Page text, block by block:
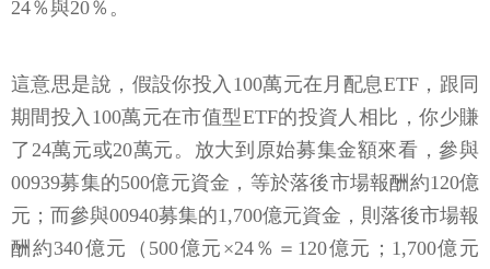
24％與20％。
這意思是說，假設你投入100萬元在月配息ETF，跟同
期間投入100萬元在市值型ETF的投資人相比，你少賺
了24萬元或20萬元。放大到原始募集金額來看，參與
00939募集的500億元資金，等於落後市場報酬約120億
元；而參與00940募集的1,700億元資金，則落後市場報
酬約340億元（500億元×24％＝120億元；1,700億元